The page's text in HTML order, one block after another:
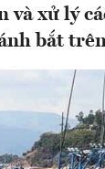
và xử lý
bắt